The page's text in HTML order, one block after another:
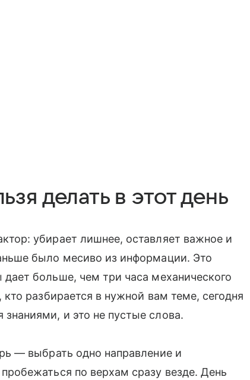
делать в этот день
убирает лишнее, оставляет важное и
было месиво из информации. Это
больше, чем три часа механического
разбирается в нужной вам теме, сегодня
и это не пустые слова.
— выбрать одно направление и
по верхам сразу везде. День